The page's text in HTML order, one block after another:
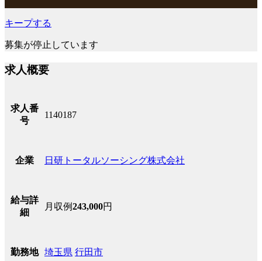
キープする
募集が停止しています
求人概要
求人番
号
1140187
企業 日研トータルソーシング株式会社
給与詳
細
月収例243,000円
勤務地 埼玉県 行田市